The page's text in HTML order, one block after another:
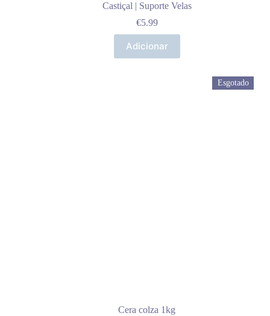
Castiçal | Suporte Velas
€5.99
Adicionar
Esgotado
Cera colza 1kg